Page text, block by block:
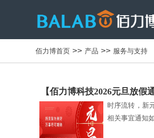
佰力博首页 >> 产品 >> 服务与支持
【佰力博科技2026元旦放假
时序流转，新
相关事宜通知